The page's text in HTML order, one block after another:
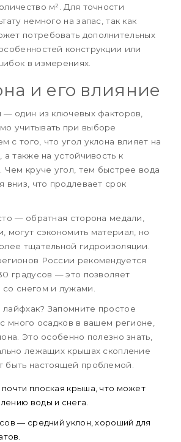
м². Для точности
немного на запас, так как
потребовать дополнительных
конструкции или
в измерениях.
и его влияние
— один из ключевых факторов,
учитывать при выборе
с того, что угол уклона влияет на
также на устойчивость к
Чем круче угол, тем быстрее вода
вниз, что продлевает срок
— обратная сторона медали,
могут сэкономить материал, но
тщательной гидроизоляции.
России рекомендуется
градусов — это позволяет
снегом и лужами.
Запомните простое
много осадков в вашем регионе,
Это особенно полезно знать,
лежащих крышах скопление
быть настоящей проблемой.
почти плоская крыша, что может
воды и снега.
— средний уклон, хороший для